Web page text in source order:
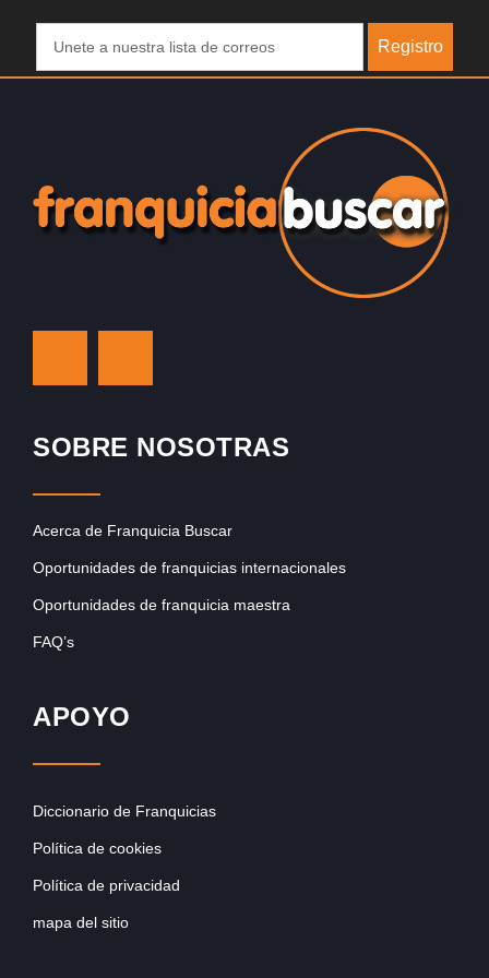
Registro
SOBRE NOSOTRAS
Acerca de Franquicia Buscar
Oportunidades de franquicias internacionales
Oportunidades de franquicia maestra
FAQ’s
APOYO
Diccionario de Franquicias
Política de cookies
Política de privacidad
mapa del sitio